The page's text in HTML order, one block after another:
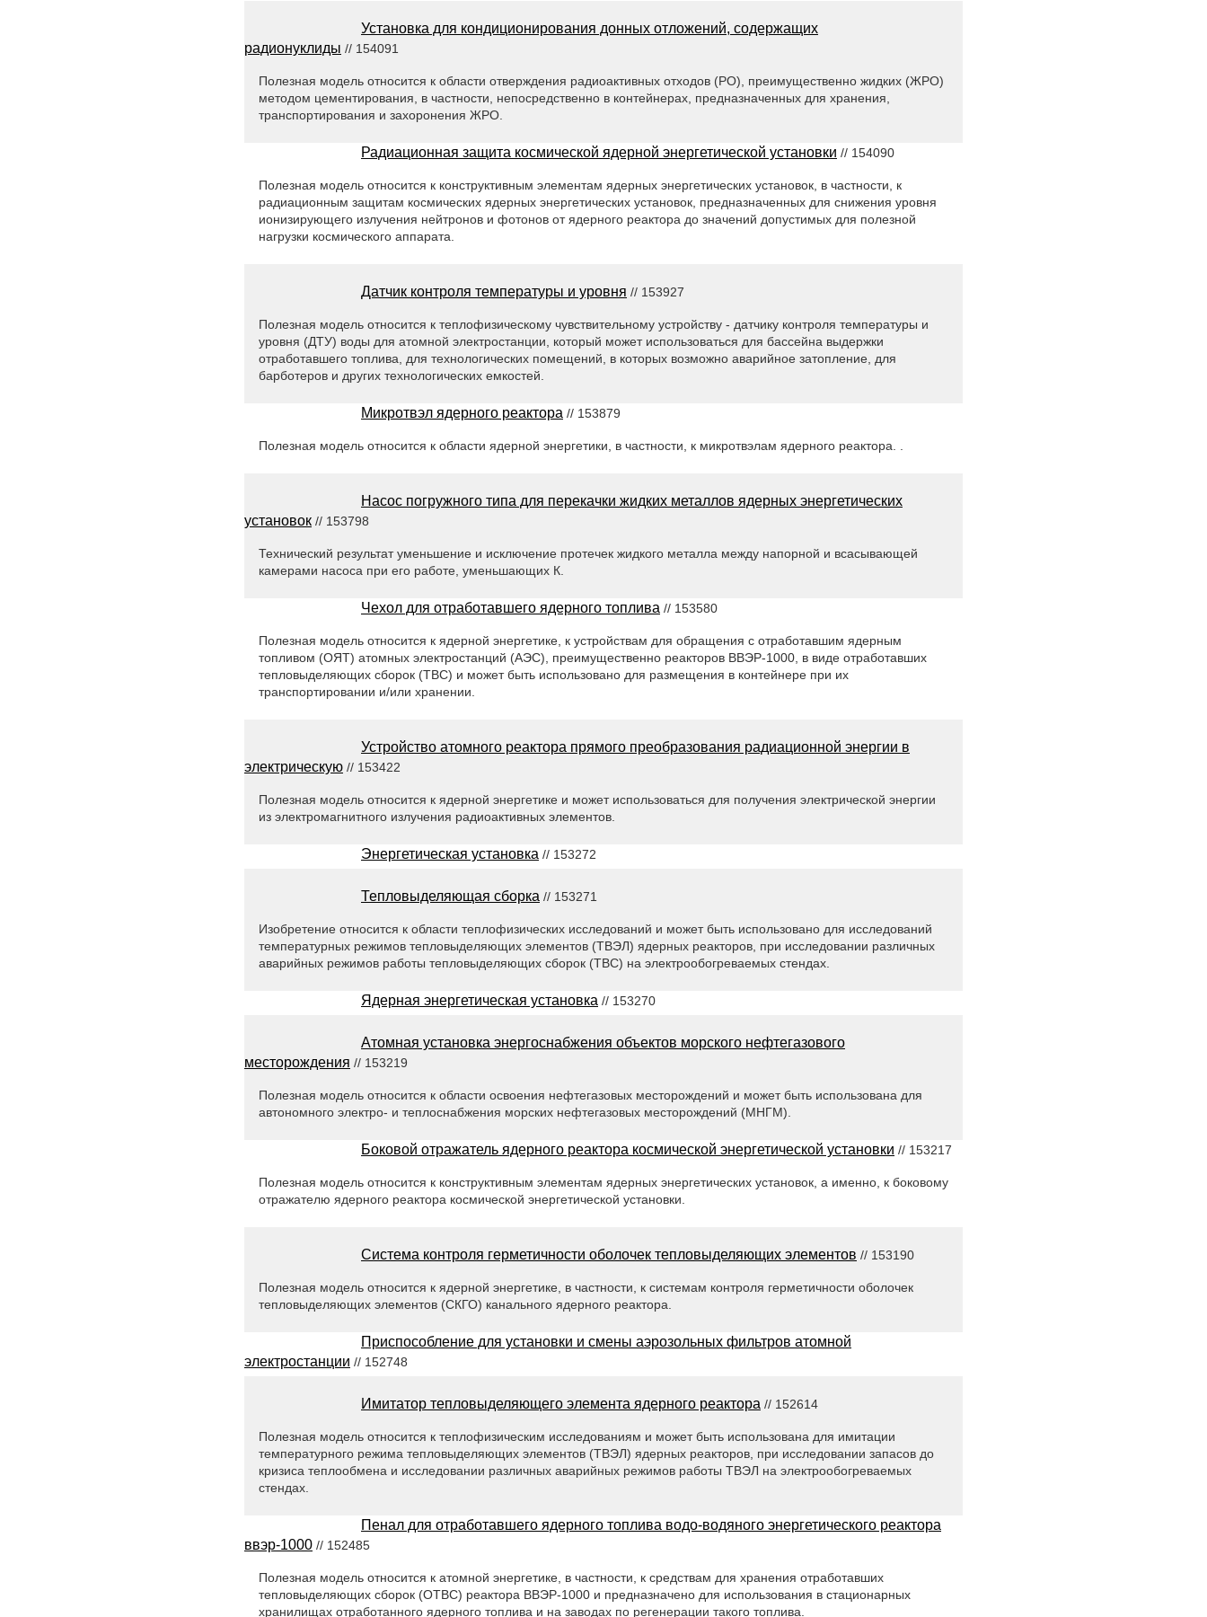
Установка для кондиционирования донных отложений, содержащих
радионуклиды // 154091
Полезная модель относится к области отверждения радиоактивных отходов (РО), преимущественно жидких (ЖРО)
методом цементирования, в частности, непосредственно в контейнерах, предназначенных для хранения,
транспортирования и захоронения ЖРО.
Радиационная защита космической ядерной энергетической установки // 154090
Полезная модель относится к конструктивным элементам ядерных энергетических установок, в частности, к
радиационным защитам космических ядерных энергетических установок, предназначенных для снижения уровня
ионизирующего излучения нейтронов и фотонов от ядерного реактора до значений допустимых для полезной
нагрузки космического аппарата.
Датчик контроля температуры и уровня // 153927
Полезная модель относится к теплофизическому чувствительному устройству - датчику контроля температуры и
уровня (ДТУ) воды для атомной электростанции, который может использоваться для бассейна выдержки
отработавшего топлива, для технологических помещений, в которых возможно аварийное затопление, для
барботеров и других технологических емкостей.
Микротвэл ядерного реактора // 153879
Полезная модель относится к области ядерной энергетики, в частности, к микротвэлам ядерного реактора. .
Насос погружного типа для перекачки жидких металлов ядерных энергетических
установок // 153798
Технический результат уменьшение и исключение протечек жидкого металла между напорной и всасывающей
камерами насоса при его работе, уменьшающих К.
Чехол для отработавшего ядерного топлива // 153580
Полезная модель относится к ядерной энергетике, к устройствам для обращения с отработавшим ядерным
топливом (ОЯТ) атомных электростанций (АЭС), преимущественно реакторов ВВЭР-1000, в виде отработавших
тепловыделяющих сборок (ТВС) и может быть использовано для размещения в контейнере при их
транспортировании и/или хранении.
Устройство атомного реактора прямого преобразования радиационной энергии в
электрическую // 153422
Полезная модель относится к ядерной энергетике и может использоваться для получения электрической энергии
из электромагнитного излучения радиоактивных элементов.
Энергетическая установка // 153272
Тепловыделяющая сборка // 153271
Изобретение относится к области теплофизических исследований и может быть использовано для исследований
температурных режимов тепловыделяющих элементов (ТВЭЛ) ядерных реакторов, при исследовании различных
аварийных режимов работы тепловыделяющих сборок (ТВС) на электрообогреваемых стендах.
Ядерная энергетическая установка // 153270
Атомная установка энергоснабжения объектов морского нефтегазового
месторождения // 153219
Полезная модель относится к области освоения нефтегазовых месторождений и может быть использована для
автономного электро- и теплоснабжения морских нефтегазовых месторождений (МНГМ).
Боковой отражатель ядерного реактора космической энергетической установки // 153217
Полезная модель относится к конструктивным элементам ядерных энергетических установок, а именно, к боковому
отражателю ядерного реактора космической энергетической установки.
Система контроля герметичности оболочек тепловыделяющих элементов // 153190
Полезная модель относится к ядерной энергетике, в частности, к системам контроля герметичности оболочек
тепловыделяющих элементов (СКГО) канального ядерного реактора.
Приспособление для установки и смены аэрозольных фильтров атомной
электростанции // 152748
Имитатор тепловыделяющего элемента ядерного реактора // 152614
Полезная модель относится к теплофизическим исследованиям и может быть использована для имитации
температурного режима тепловыделяющих элементов (ТВЭЛ) ядерных реакторов, при исследовании запасов до
кризиса теплообмена и исследовании различных аварийных режимов работы ТВЭЛ на электрообогреваемых
стендах.
Пенал для отработавшего ядерного топлива водо-водяного энергетического реактора
ввэр-1000 // 152485
Полезная модель относится к атомной энергетике, в частности, к средствам для хранения отработавших
тепловыделяющих сборок (ОТВС) реактора ВВЭР-1000 и предназначено для использования в стационарных
хранилищах отработанного ядерного топлива и на заводах по регенерации такого топлива.